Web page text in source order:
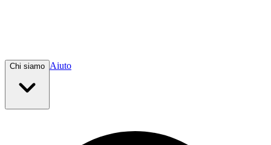
Chi siamo Aiuto